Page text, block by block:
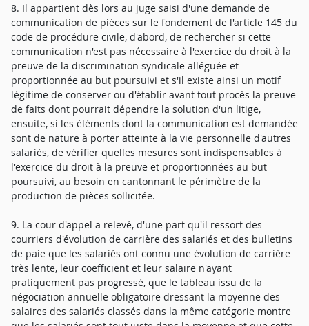
8. Il appartient dès lors au juge saisi d'une demande de
communication de pièces sur le fondement de l'article 145 du
code de procédure civile, d'abord, de rechercher si cette
communication n'est pas nécessaire à l'exercice du droit à la
preuve de la discrimination syndicale alléguée et
proportionnée au but poursuivi et s'il existe ainsi un motif
légitime de conserver ou d'établir avant tout procès la preuve
de faits dont pourrait dépendre la solution d'un litige,
ensuite, si les éléments dont la communication est demandée
sont de nature à porter atteinte à la vie personnelle d'autres
salariés, de vérifier quelles mesures sont indispensables à
l'exercice du droit à la preuve et proportionnées au but
poursuivi, au besoin en cantonnant le périmètre de la
production de pièces sollicitée.
9. La cour d'appel a relevé, d'une part qu'il ressort des
courriers d'évolution de carrière des salariés et des bulletins
de paie que les salariés ont connu une évolution de carrière
très lente, leur coefficient et leur salaire n'ayant
pratiquement pas progressé, que le tableau issu de la
négociation annuelle obligatoire dressant la moyenne des
salaires des salariés classés dans la même catégorie montre